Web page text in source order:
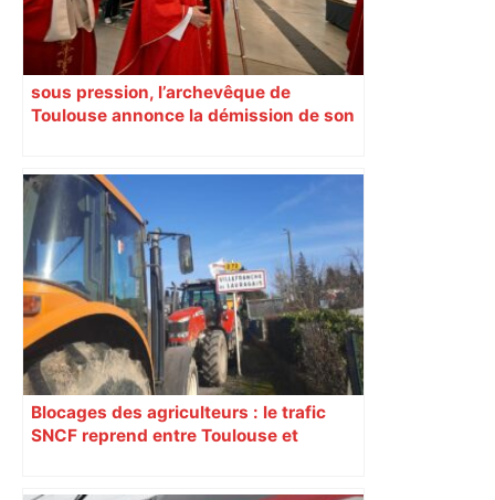
sous pression, l’archevêque de
Toulouse annonce la démission de son
Blocages des agriculteurs : le trafic
SNCF reprend entre Toulouse et